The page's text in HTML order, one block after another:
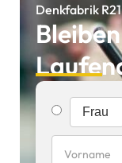
Denkfabrik
Frau